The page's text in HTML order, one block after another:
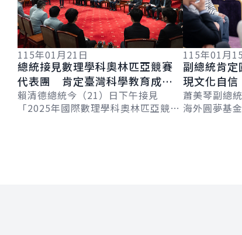
115年01月21日
總統接見數理學科奧林匹亞競賽
代表團 肯定臺灣科學教育成
果 期勉持續深耕科研以提升實
力
賴清德總統今（21）日下午接見
「2025年國際數理學科奧林匹亞競賽
115年01月
副總統肯
現文化自
結
蕭美琴副總
海外圓夢基